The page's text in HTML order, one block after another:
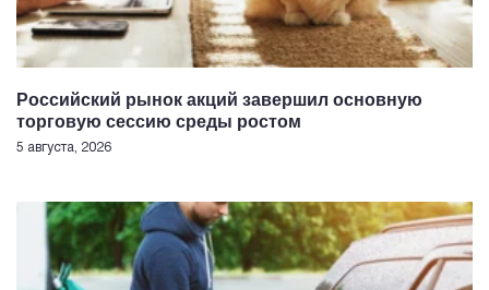
Российский рынок акций завершил основную
торговую сессию среды ростом
5 августа, 2026